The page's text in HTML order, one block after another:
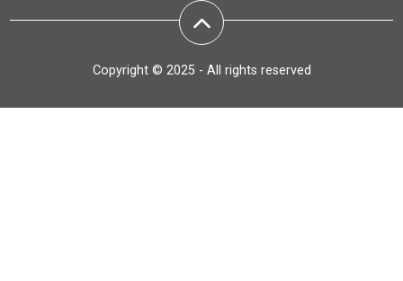
Copyright © 2025 - All rights reserved